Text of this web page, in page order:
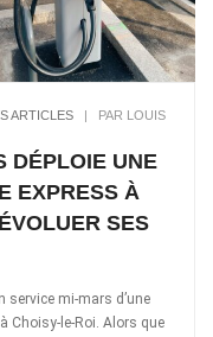
ARTICLES|
PAR LOUIS
DÉPLOIE UNE
EXPRESS À
SES
service mi-mars d’une
Choisy-le-Roi. Alors que